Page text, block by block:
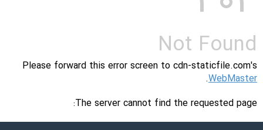
Not Found
Please forward this error screen to cdn-staticfile.com's
WebMaster
.
The server cannot find the requested page: